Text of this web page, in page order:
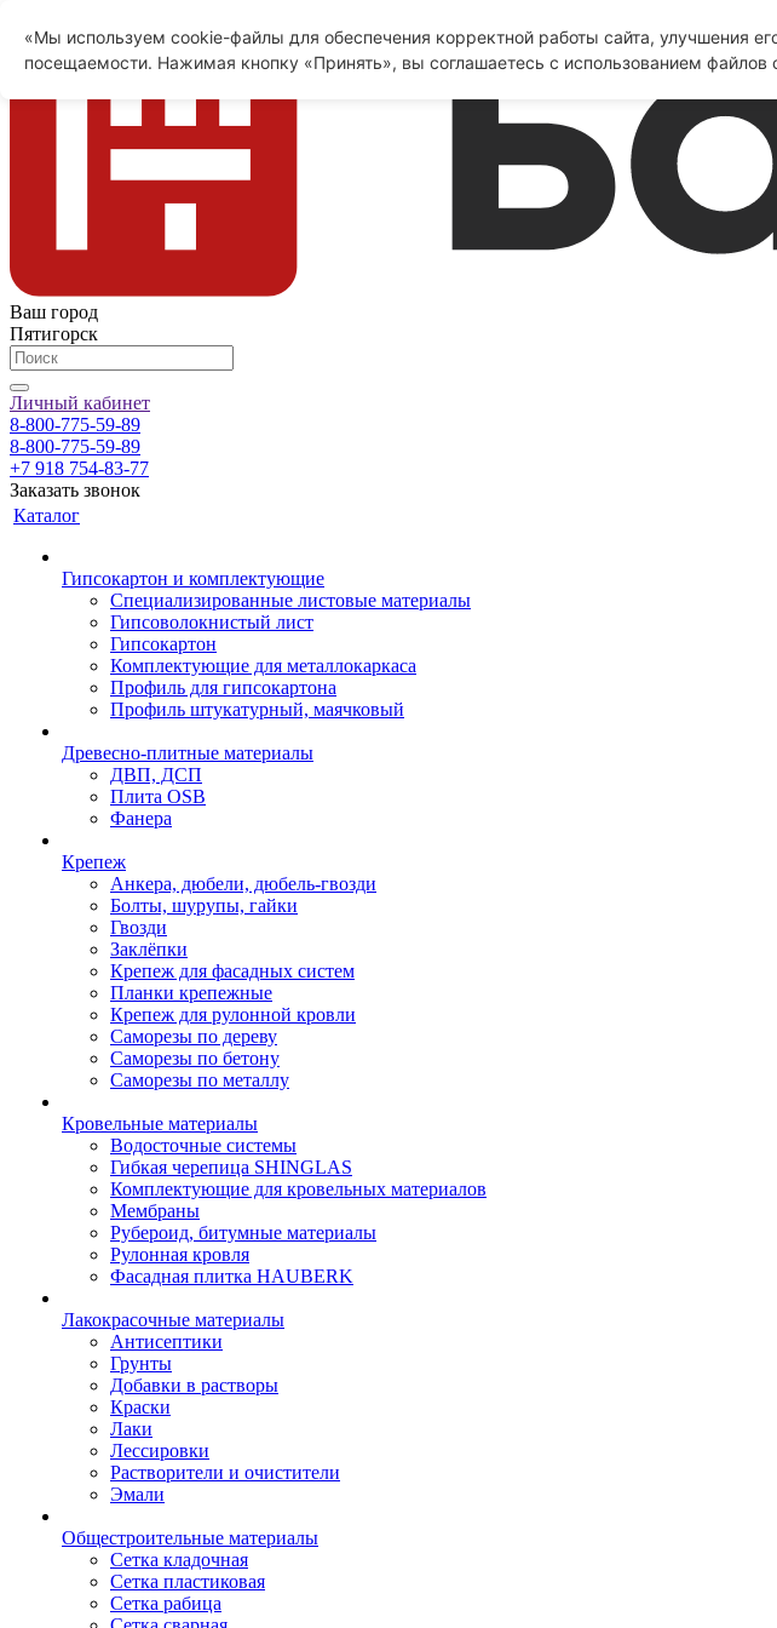
Ваш город
Пятигорск
Личный кабинет
8-800-775-59-89
8-800-775-59-89
+7 918 754-83-77
Заказать звонок
Каталог
Гипсокартон и комплектующие
Специализированные листовые материалы
Гипсоволокнистый лист
Гипсокартон
Комплектующие для металлокаркаса
Профиль для гипсокартона
Профиль штукатурный, маячковый
Древесно-плитные материалы
ДВП, ДСП
Плита OSB
Фанера
Крепеж
Анкера, дюбели, дюбель-гвозди
Болты, шурупы, гайки
Гвозди
Заклёпки
Крепеж для фасадных систем
Планки крепежные
Крепеж для рулонной кровли
Саморезы по дереву
Саморезы по бетону
Саморезы по металлу
Кровельные материалы
Водосточные системы
Гибкая черепица SHINGLAS
Комплектующие для кровельных материалов
Мембраны
Рубероид, битумные материалы
Рулонная кровля
Фасадная плитка HAUBERK
Лакокрасочные материалы
Антисептики
Грунты
Добавки в растворы
Краски
Лаки
Лессировки
Растворители и очистители
Эмали
Общестроительные материалы
Сетка кладочная
Сетка пластиковая
Сетка рабица
«Мы используем cookie-файлы для обеспечения корректной работы сайта, улучшения
посещаемости. Нажимая кнопку «Принять», вы соглашаетесь с использованием файлов